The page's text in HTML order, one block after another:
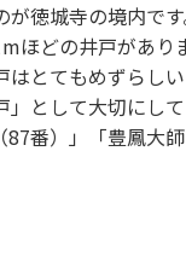
徳城寺の境内で
ほどの井戸があ
とてもめずらし
」として大切にし
87番）」「豊鳳大